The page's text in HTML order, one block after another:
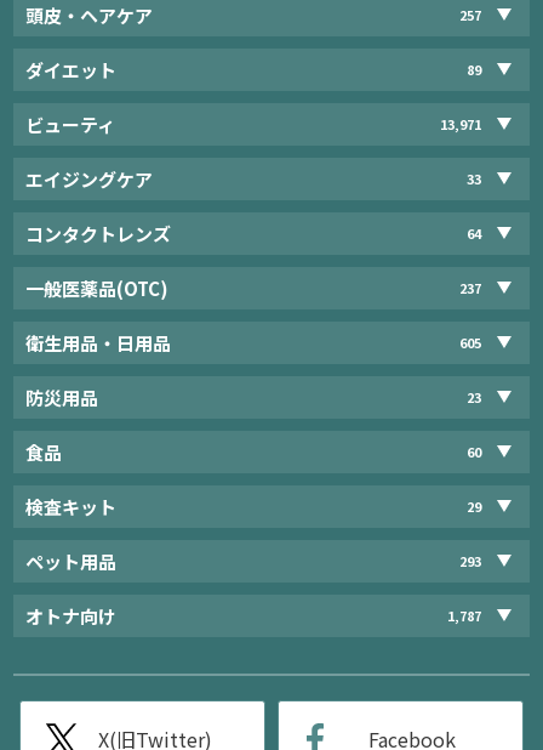
頭皮・ヘアケア 257
ダイエット 89
ビューティ 13,971
エイジングケア 33
コンタクトレンズ 64
一般医薬品(OTC) 237
衛生用品・日用品 605
防災用品 23
食品 60
検査キット 29
ペット用品 293
オトナ向け 1,787
X(旧Twitter) Facebook